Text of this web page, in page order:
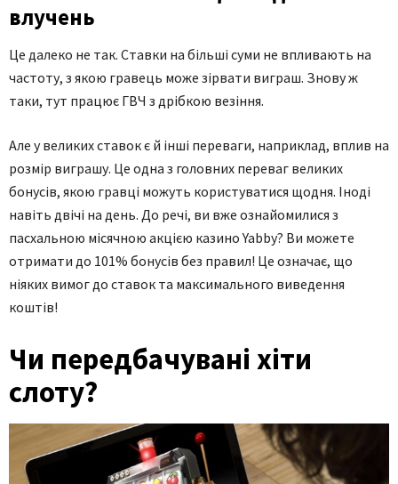
влучень
Це далеко не так. Ставки на більші суми не впливають на
частоту, з якою гравець може зірвати виграш. Знову ж
таки, тут працює ГВЧ з дрібкою везіння.
Але у великих ставок є й інші переваги, наприклад, вплив на
розмір виграшу. Це одна з головних переваг великих
бонусів, якою гравці можуть користуватися щодня. Іноді
навіть двічі на день. До речі, ви вже ознайомилися з
пасхальною місячною акцією казино Yabby? Ви можете
отримати до 101% бонусів без правил! Це означає, що
ніяких вимог до ставок та максимального виведення
коштів!
Чи передбачувані хіти
слоту?